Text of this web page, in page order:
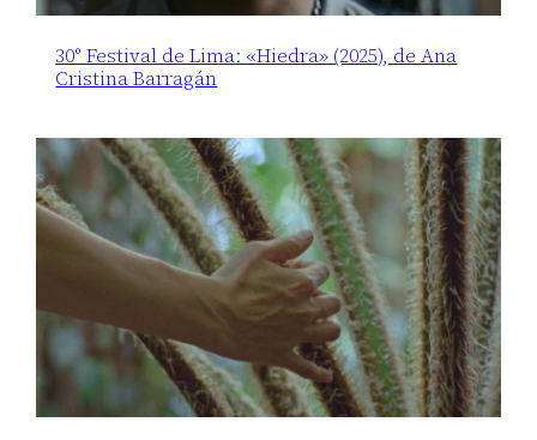
30° Festival de Lima: «Hiedra» (2025), de Ana
Cristina Barragán